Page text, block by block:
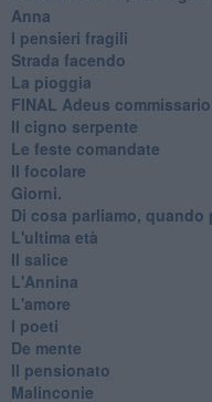
Anna
I pensieri fragili
Strada facendo
La pioggia
FINAL Adeus
Il cigno serpente
Le feste comandate
Il focolare
Giorni.
Di cosa parliamo, quando
L'ultima età
Il salice
L'Annina
L'amore
I poeti
De mente
Il pensionato
Malinconie